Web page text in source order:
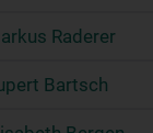
Raderer
Bartsch